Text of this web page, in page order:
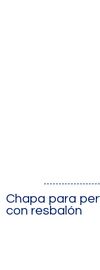
Chapa para
con resbalón